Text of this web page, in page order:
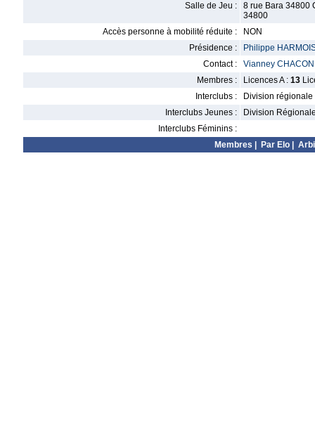
Salle de Jeu :
8 rue Bara 34800
34800
Accès personne à mobilité réduite :
NON
Présidence :
Philippe
Contact :
Vianney
Membres :
Licences A : 13
Interclubs :
Division régionale
Interclubs Jeunes :
Division
Interclubs Féminins :
Membres
Par Elo